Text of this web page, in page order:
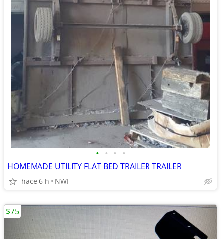
• • • •
HOMEMADE UTILITY FLAT BED TRAILER TRAILER
hace 6 h NWI
$75